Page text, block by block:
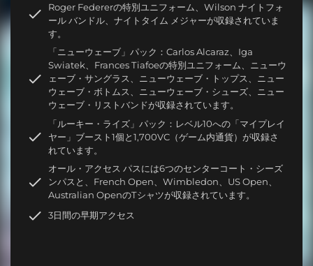
Roger Federerの特別ユニフォーム、Wilson ナイトフォ
ール バンドル、ナイトタイム メジャーが収録されていま
す。
「ニューウェーブ」パック：Carlos Alcaraz、Iga
Swiatek、Frances Tiafoeの特別ユニフォーム、ニューウ
ェーブ・サングラス、ニューウェーブ・トップス、ニュー
ウェーブ・ボトムス、ニューウェーブ・シューズ、ニュー
ウェーブ・リストバンドが収録されています。
「ルーキー・ライズ」パック：レベル10への「マイプレイ
ヤー」ブースト1個と1,700VC（ゲーム内通貨）が収録さ
れています。
オール・アクセス パスには6つのセンターコート・シーズ
ンパスと、French Open、Wimbledon、US Open、
Australian OpenのTシャツが収録されています。
3日間の早期アクセス